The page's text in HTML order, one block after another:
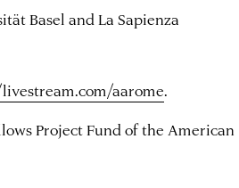
Basel and La Sapienza
aarome.
Project Fund of the American